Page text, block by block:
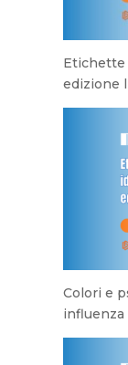
Etichette
edizione
Colori e
influenza